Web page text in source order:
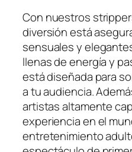
Con nuestros
diversión está
sensuales y​
llenas de ‌energía y
está ⁣diseñada para
a⁢ tu audiencia.
artistas altamente
experiencia en el
entretenimiento⁤